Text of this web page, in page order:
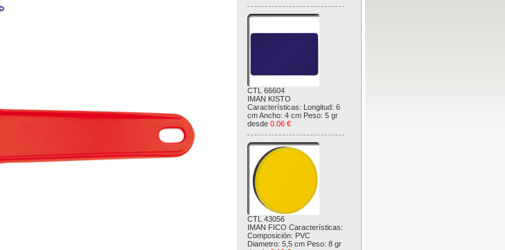
CTL 66604
IMAN KISTO
Características: Longitud: 6
cm Ancho: 4 cm Peso: 5 gr
desde 0.06 €
CTL 43056
IMAN FICO Características:
Composición: PVC
Diametro: 5,5 cm Peso: 8 gr